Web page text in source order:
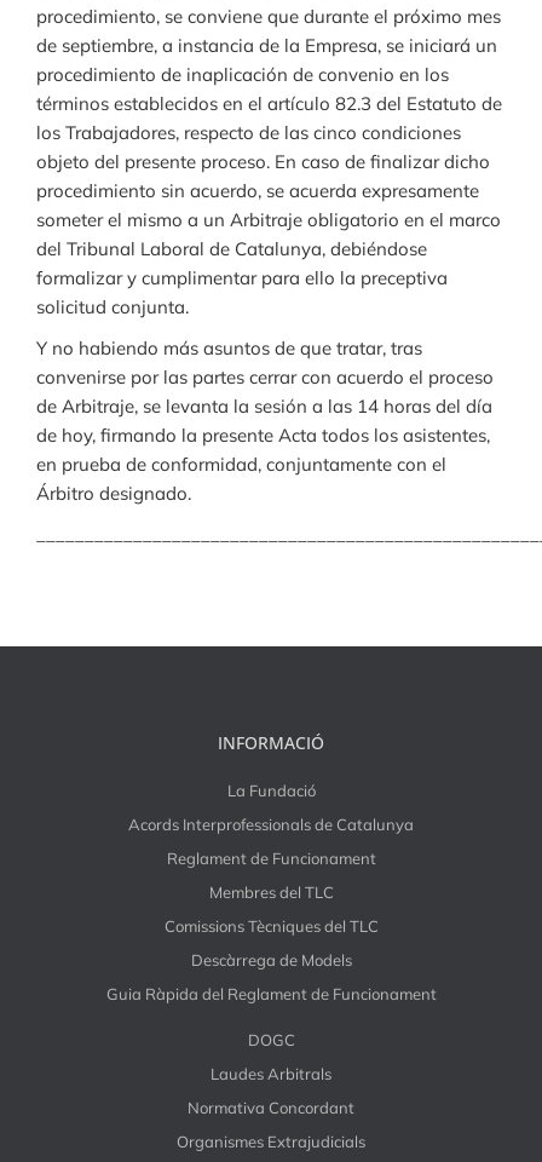
procedimiento, se conviene que durante el próximo mes
de septiembre, a instancia de la Empresa, se iniciará un
procedimiento de inaplicación de convenio en los
términos establecidos en el artículo 82.3 del Estatuto de
los Trabajadores, respecto de las cinco condiciones
objeto del presente proceso. En caso de finalizar dicho
procedimiento sin acuerdo, se acuerda expresamente
someter el mismo a un Arbitraje obligatorio en el marco
del Tribunal Laboral de Catalunya, debiéndose
formalizar y cumplimentar para ello la preceptiva
solicitud conjunta.
Y no habiendo más asuntos de que tratar, tras
convenirse por las partes cerrar con acuerdo el proceso
de Arbitraje, se levanta la sesión a las 14 horas del día
de hoy, firmando la presente Acta todos los asistentes,
en prueba de conformidad, conjuntamente con el
Árbitro designado.
INFORMACIÓ
La Fundació
Acords Interprofessionals de Catalunya
Reglament de Funcionament
Membres del TLC
Comissions Tècniques del TLC
Descàrrega de Models
Guia Ràpida del Reglament de Funcionament
DOGC
Laudes Arbitrals
Normativa Concordant
Organismes Extrajudicials